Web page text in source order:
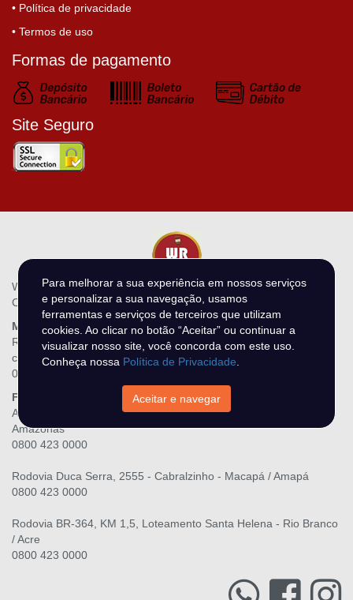
• Política de privacidade
• Termos de uso
Formas de pagamento
Site Seguro
WR Leilões - N DO O MIRANDA LTDA
CNPJ.: 28.216.867/0001-06
Matriz
Rua Três Maria, 139, Raiar do Sol - Boa Vista / Roraima
contato@wrleiloes.com.br
0800 423 0000
Filiais
Av. Senador Raimundo Parente, lote 45, Alvorada - Manaus /
Amazonas
0800 423 0000
Rodovia Duca Serra, 2555 - Cabralzinho - Macapá / Amapá
0800 423 0000
Rodovia BR-364, KM 1,5, Loteamento Santa Helena - Rio Branco
/ Acre
0800 423 0000
Para melhorar a sua experiência em nossos serviços
e personalizar a sua navegação, usamos
ferramentas e serviços de terceiros que utilizam
cookies. Ao clicar no botão “Aceitar” ou continuar a
visualizar nosso site, você concorda com este uso.
Conheça nossa Política de Privacidade
Aceitar e navegar